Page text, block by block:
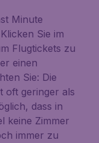
Minute
Sie im
Flugtickets zu
einen
Sie: Die
oft geringer als
dass in
keine Zimmer
immer zu